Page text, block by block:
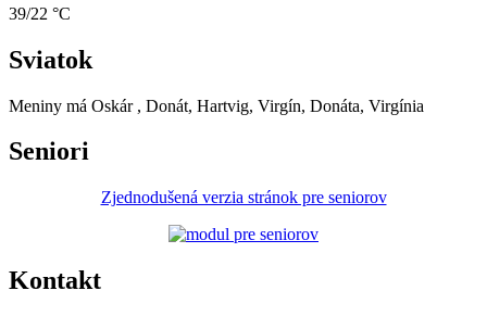
39/22 °C
Sviatok
Meniny má Oskár , Donát, Hartvig, Virgín, Donáta, Virgínia
Seniori
Zjednodušená verzia stránok pre seniorov
Kontakt